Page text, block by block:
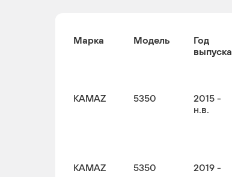
Марка Модель
Год
выпуска
KAMAZ 5350
2015 -
н.в.
KAMAZ 5350
2019 -